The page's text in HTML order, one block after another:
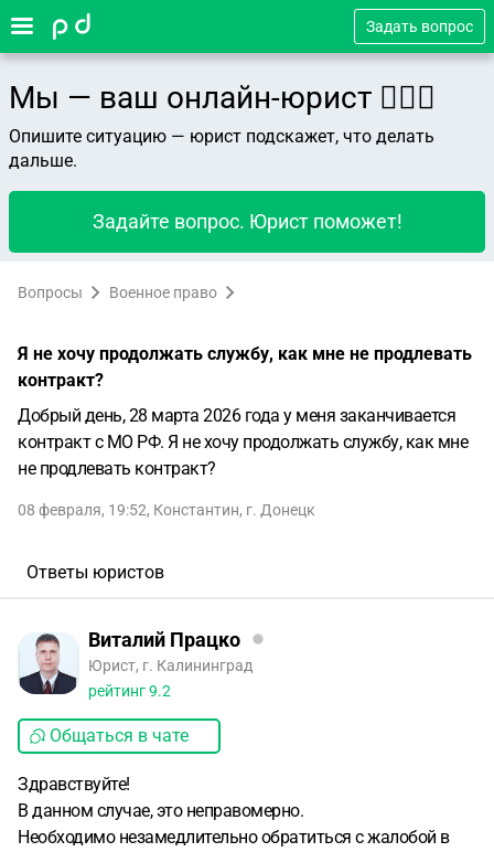
Задать вопрос
Мы — ваш онлайн-юрист 👨🏻‍⚖️
Опишите ситуацию — юрист подскажет, что делать
дальше.
Задайте вопрос. Юрист поможет!
Вопросы Военное право
Я не хочу продолжать службу, как мне не продлевать
контракт?
Добрый день, 28 марта 2026 года у меня заканчивается
контракт с МО РФ. Я не хочу продолжать службу, как мне
не продлевать контракт?
08 февраля, 19:52, Константин, г. Донецк
Ответы юристов
Виталий Працко
Юрист, г. Калининград
рейтинг9.2
Общаться в чате
Здравствуйте!
В данном случае, это неправомерно.
Необходимо незамедлительно обратиться с жалобой в